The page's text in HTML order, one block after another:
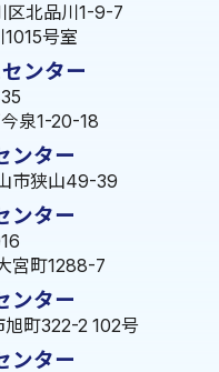
区北品川1-9-7
号室
ンター
泉1-20-18
ンター
市狭山49-39
ンター
宮町1288-7
ンター
町322-2 102号
ンター